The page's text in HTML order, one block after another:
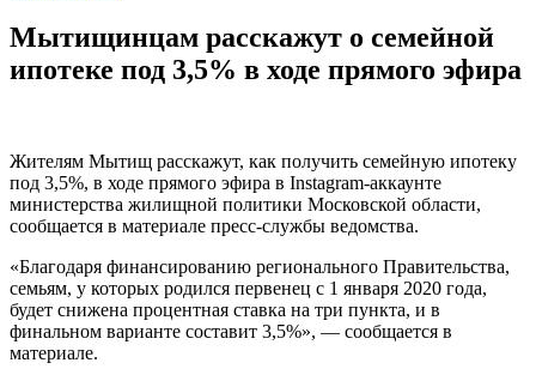
Мытищинцам расскажут о семейной
ипотеке под 3,5% в ходе прямого эфира
Жителям Мытищ расскажут, как получить семейную ипотеку
под 3,5%, в ходе прямого эфира в Instagram-аккаунте
министерства жилищной политики Московской области,
сообщается в материале пресс-службы ведомства.
«Благодаря финансированию регионального Правительства,
семьям, у которых родился первенец с 1 января 2020 года,
будет снижена процентная ставка на три пункта, и в
финальном варианте составит 3,5%», — сообщается в
материале.